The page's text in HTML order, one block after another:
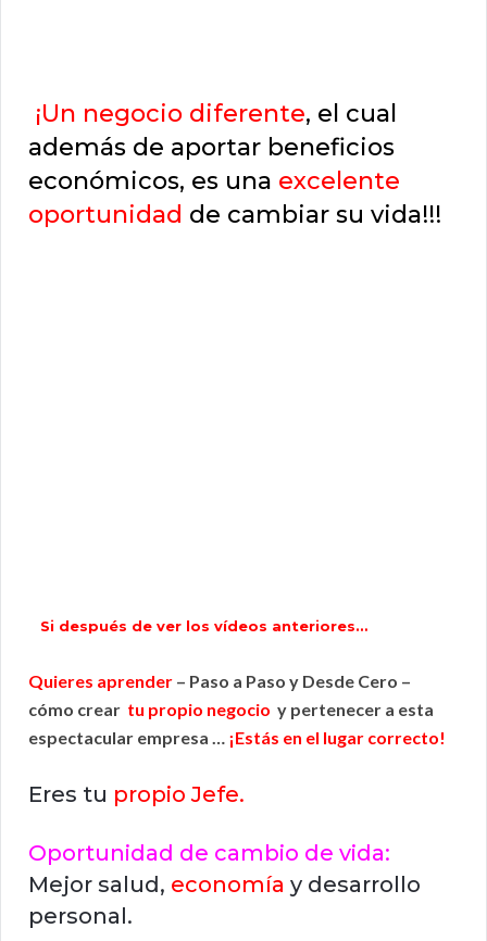
¡Un negocio diferente, el cual
además de aportar beneficios
económicos, es una excelente
oportunidad de cambiar su vida!!!
Si después de ver los vídeos anteriores…
Quieres aprender – Paso a Paso y Desde Cero –
cómo crear tu propio negocio y pertenecer a esta
espectacular empresa … ¡Estás en el lugar correcto!
Eres tu propio Jefe.
Oportunidad de cambio de vida:
Mejor salud, economía y desarrollo
personal.